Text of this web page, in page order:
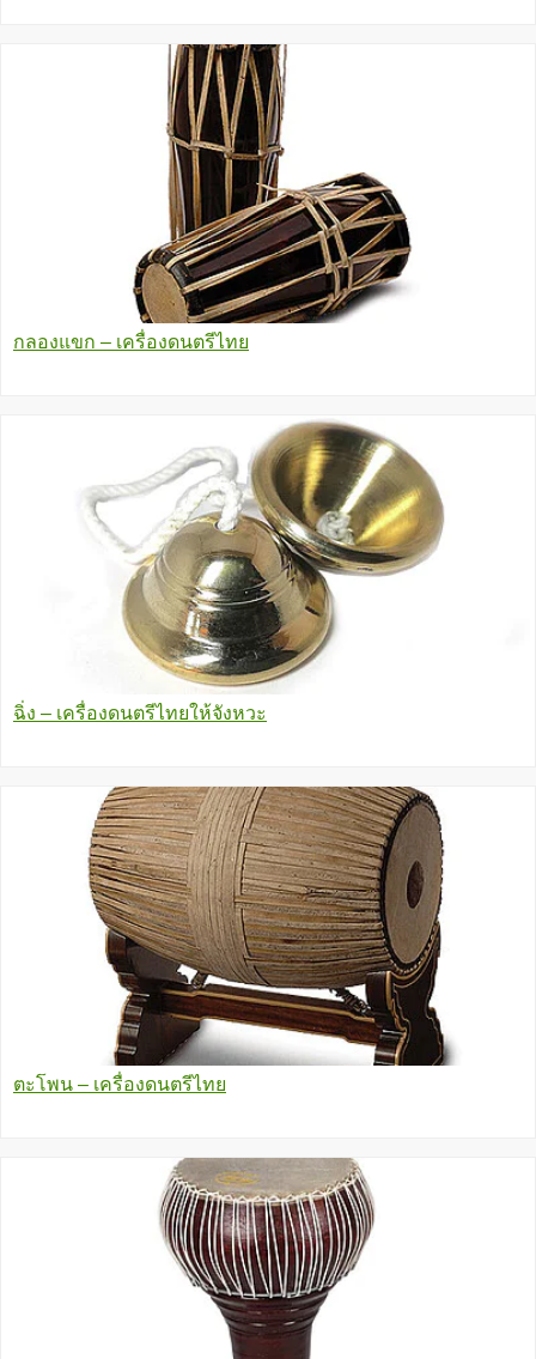
กลองแขก – เครื่องดนตรีไทย
ฉิ่ง – เครื่องดนตรีไทยให้จังหวะ
ตะโพน – เครื่องดนตรีไทย